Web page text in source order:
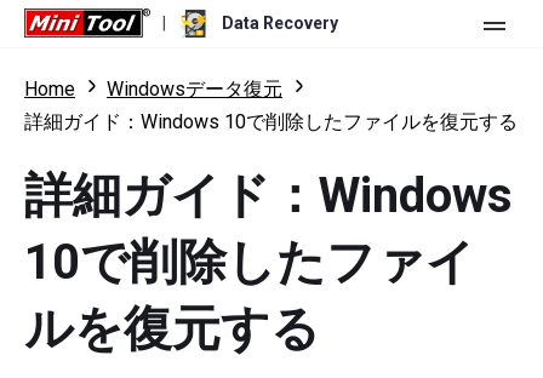
Data Recovery
ストア
個人ユーザー向け
Data Recovery Free
Data Recovery Pro
Data Recovery Bootable
ビジネスユーザー向け
機能
更新履歴
バージョン比較
リソース
ユーザーマニュアル
無料版 ダウンロード
Home
Windowsデータ復元
詳細ガイド：Windows 10で削除したファイルを復元する
詳細ガイド：Windows
10で削除したファイ
ルを復元する